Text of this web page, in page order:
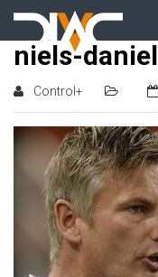
niels-daniel
Control+